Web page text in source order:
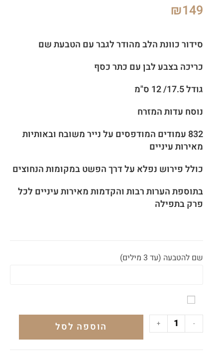
₪149
סידור כוונת הלב מהודר לגבר עם הטבעת שם
כריכה בצבע לבן עם כתר כסף
גודל 17.5/ 12 ס"מ
נוסח עדות המזרח
832 עמודים המודפסים על נייר משובח ובאותיות
מאירות עיניים
כולל פירוש נפלא על דרך הפשט במקומות הנחוצים
בתוספת הערות רבות והקדמות מאירות עיניים לכל
פרק בתפילה
שם להטבעה (עד 3 מילים)
-
+ הוספה לסל